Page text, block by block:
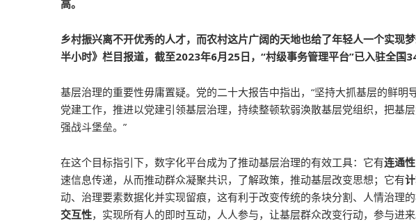
高。
乡村振兴离不开优秀的人才，而农村这片广阔的天地也给了年轻人一个实现
半小时》栏目报道，截至2023年6月25日，“村级事务管理平台”已入驻全国
基层治理的重要性毋庸置疑。党的二十大报告中指出，“坚持大抓基层的鲜明
党建工作，推进以党建引领基层治理，持续整顿软弱涣散基层党组织，把基
强战斗堡垒。”
在这个目标指引下，数字化平台成为了推动基层治理的有效工具：它有连通性
速信息传递，从而推动群众凝聚共识，了解政策，推动基层改变思想；它有
动、治理要素数据化并实现留痕，这有利于改变传统的条块分割、人情治理
交互性，实现所有人的即时互动，人人参与，让基层群众改变行动，参与进